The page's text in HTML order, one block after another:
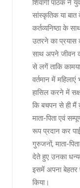
शिवांगी पाठक ने
सांस्कृतिक या बात
कर्तव्यनिष्ठा के
उतरने का प्रयास
साथ अपने जीवन
से लगें ताकि
वर्तमान में
हासिल करने में
कि बचपन से ही मैं
माता-पिता एवं
रूप प्रदान कर
गुरुजनों, माता-
देते हुए उनका
इसमें अपना
किया।